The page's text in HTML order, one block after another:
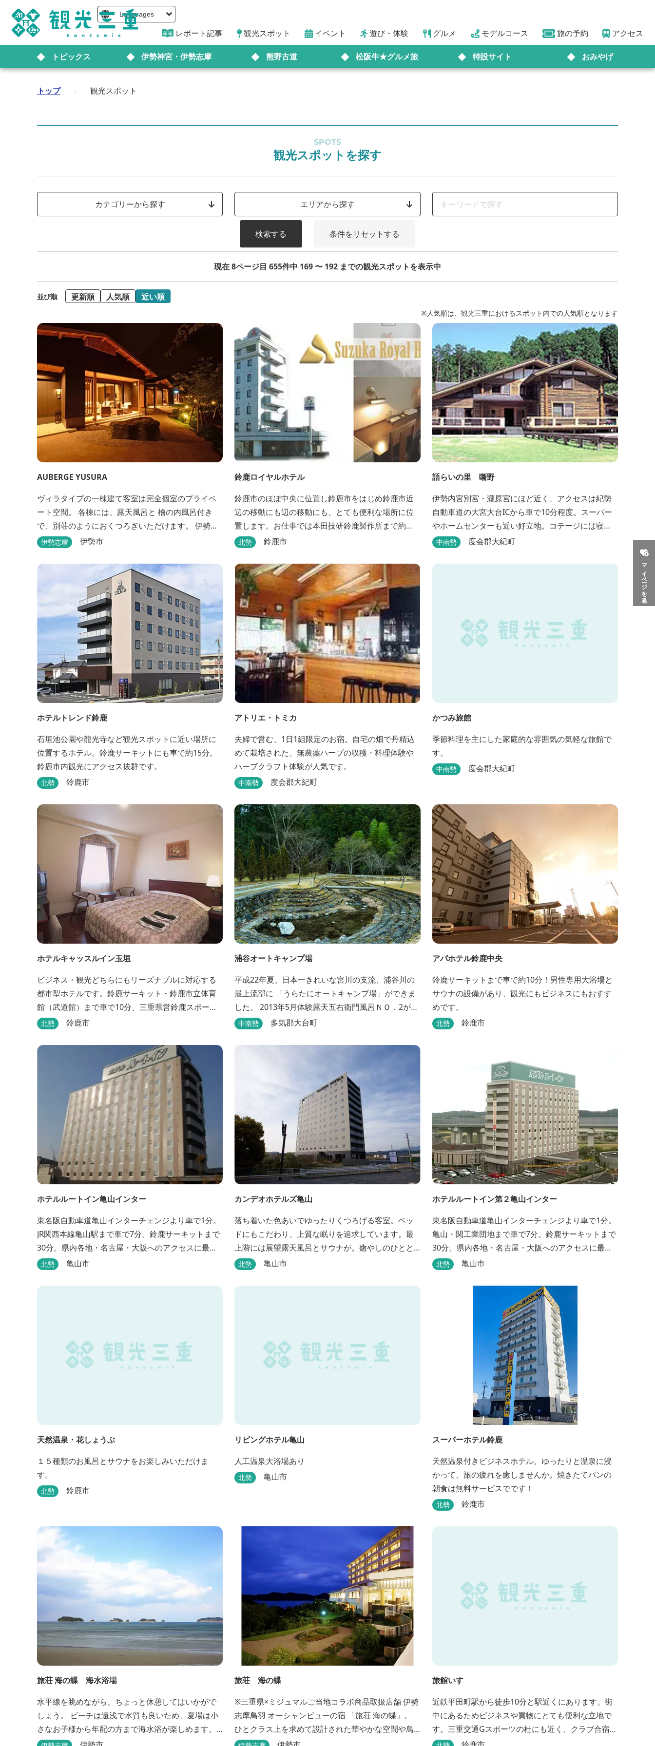
Languages
レポート記事 観光スポット イベント 遊び・体験 グルメ モデルコース 旅の予約 アクセス
トピックス 伊勢神宮・伊勢志摩 熊野古道 松阪牛★グルメ旅 特設サイト おみやげ
マイページを見る
トップ › 観光スポット
SPOTS
観光スポットを探す
カテゴリーから探す エリアから探す
検索する 条件をリセットする
現在 8ページ目 655件中 169 〜 192 までの観光スポットを表示中
並び順 更新順 人気順 近い順
※人気順は、観光三重におけるスポット内での人気順となります
AUBERGE YUSURA
ヴィラタイプの一棟建て客室は完全個室のプライベ
ート空間。 各棟には、露天風呂と 檜の内風呂付き
で、別荘のようにおくつろぎいただけます。 伊勢路
の旅にお好みの一棟をどうぞお選びください。
は、小さな宿ならではの「ひと手間」のおもてな
し。 「居・食・充」を満たし、皆様の伊勢路の旅に
寄り添う宿となれるよう、心を月してお待ちして...
伊勢志摩 伊勢市
鈴鹿ロイヤルホテル
鈴鹿市のほぼ中央に位置し鈴鹿市をはじめ鈴鹿市近
辺の移動にも辺の移動にも、とても便利な場所に位
置します。お仕事では本田技研鈴鹿製作所まで約
500m、行楽では鈴鹿サーキット様まで約1,3キロ、
ロととても近い場所にあります。亀山市へのアクセ
スも便利でシャープ亀山工場では約10キロと鈴鹿市
では近い場所となっております。
北勢 鈴鹿市
語らいの里 噺野
伊勢内宮別宮・瀧原宮にほど近く、アクセスは紀勢
自動車道の大宮大台ICから車で10分程度。スーパー
やホームセンターも近い好立地。コテージには寝
具・エアコン・テレビ・冷蔵庫完備で季節を問わず
間利用可能なシャワールームなど充実の設備で快適
中南勢 度会郡大紀町
ホテルトレンド鈴鹿
石垣池公園や龍光寺など観光スポットに近い場所に
位置するホテル。鈴鹿サーキットにも車で約15分。
鈴鹿市内観光にアクセス抜群です。
北勢 鈴鹿市
アトリエ・トミカ
夫婦で営む、1日1組限定のお宿。自宅の畑で丹精込
めて栽培された、無農薬ハーブの収穫・料理体験や
ハーブクラフト体験が人気です。
中南勢 度会郡大紀町
かつみ旅館
季節料理を主にした家庭的な雰囲気の気軽な旅館で
す。
中南勢 度会郡大紀町
ホテルキャッスルイン玉垣
ビジネス・観光どちらにもリーズナブルに対応する
都市型ホテルです。鈴鹿サーキット・鈴鹿市立体育
館（武道館）まで車で10分、三重県営鈴鹿スポーツ
ガーデンまで車で15分の好立地！！ さらに、全檜造
す。
北勢 鈴鹿市
浦谷オートキャンプ場
平成22年夏、日本一きれいな宮川の支流、浦谷川の
最上流部に 「うらたにオートキャンプ場」ができま
した。 2013年5月体験露天五右衛門風呂ＮＯ．2が完
成しました。親子4人が入れる大きさです。中には腰
ます。ひのきの香り漂う特製五右衛門風呂を自分で
屋も完成しました。是非ご利用ください。
中南勢 多気郡大台町
アパホテル鈴鹿中央
鈴鹿サーキットまで車で約10分！男性専用大浴場と
サウナの設備があり、観光にもビジネスにもおすす
めです。
北勢 鈴鹿市
ホテルルートイン亀山インター
東名阪自動車道亀山インターチェンジより車で1分。
JR関西本線亀山駅まで車で7分。鈴鹿サーキットまで
30分。県内各地・名古屋・大阪へのアクセスに最
適。全室インターネット回線・人工温泉大浴場・無
北勢 亀山市
カンデオホテルズ亀山
落ち着いた色あいでゆったりくつろげる客室。ベッ
ドにもこだわり、上質な眠りを追求しています。最
上階には展望露天風呂とサウナが。癒やしのひとと
きをお過ごしください。
北勢 亀山市
ホテルルートイン第２亀山インター
東名阪自動車道亀山インターチェンジより車で1分。
亀山・関工業団地まで車で7分。鈴鹿サーキットまで
30分。県内各地・名古屋・大阪へのアクセスに最
適。大浴場・無料駐車場完備。
北勢 亀山市
天然温泉・花しょうぶ
１５種類のお風呂とサウナをお楽しみいただけま
す。
北勢 鈴鹿市
リビングホテル亀山
人工温泉大浴場あり
北勢 亀山市
スーパーホテル鈴鹿
天然温泉付きビジネスホテル。ゆったりと温泉に浸
かって、旅の疲れを癒しませんか。焼きたてパンの
朝食は無料サービスでです！
北勢 鈴鹿市
旅荘 海の蝶 海水浴場
水平線を眺めながら、ちょっと休憩してはいかがで
しょう。 ビーチは遠浅で水質も良いため、夏場は小
さなお子様から年配の方まで海水浴が楽しめます。
三重県おすすめ海水浴場ビーチ特集はこちら🏖三重
旅荘 海の蝶
※三重県×ミジュマルご当地コラボ商品取扱店舗 伊勢
志摩鳥羽 オーシャンビューの宿 「旅荘 海の蝶」。
ひとクラス上を求めて設計された華やかな空間や鳥
羽随一の景観など、上質な美味とおもてなしをお約
旅館いすゞ
近鉄平田町駅から徒歩10分と駅近くにあります。街
中にあるためビジネスや買物にとても便利な立地で
す。三重交通Gスポーツの杜にも近く、クラブ合宿な
どに最適です。